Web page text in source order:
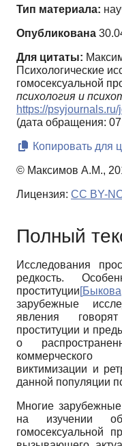
Тип материала:
Опубликована
Для цитаты:
Психологические
гомосексуальной
психология и
https://
(дата обращения:
Копировать для
© Максимов А.М.,
Лицензия: CC BY-
Полный
Исследования
редкость.
проституции[
зарубежные
явления
проституции и
о
коммерческого
виктимизации и
данной популяции
Многие
на изучении
гомосексуальной